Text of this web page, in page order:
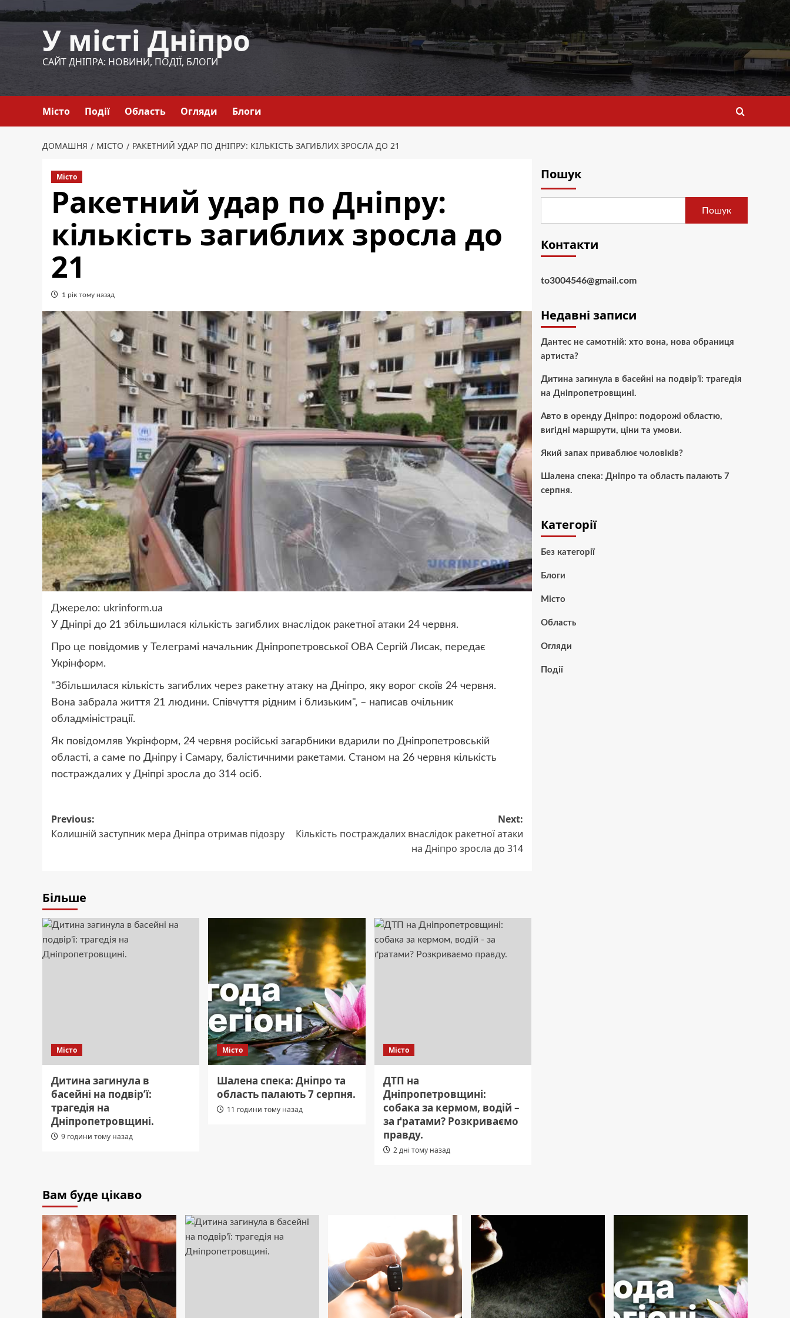
до
У місті Дніпро
САЙТ ДНІПРА: НОВИНИ, ПОДІЇ, БЛОГИ
Місто Події Область Огляди Блоги
ДОМАШНЯ МІСТО РАКЕТНИЙ УДАР ПО ДНІПРУ: КІЛЬКІСТЬ ЗАГИБЛИХ ЗРОСЛА ДО 21
Місто
Ракетний удар по Дніпру:
кількість загиблих зросла до
21
1 рік тому назад
Джерело: ukrinform.ua
У Дніпрі до 21 збільшилася кількість загиблих внаслідок ракетної атаки 24 червня.
Про це повідомив у Телеграмі начальник Дніпропетровської ОВА Сергій Лисак, передає
Укрінформ.
"Збільшилася кількість загиблих через ракетну атаку на Дніпро, яку ворог скоїв 24 червня.
Вона забрала життя 21 людини. Співчуття рідним і близьким", – написав очільник
обладміністрації.
Як повідомляв Укрінформ, 24 червня російські загарбники вдарили по Дніпропетровській
області, а саме по Дніпру і Самару, балістичними ракетами. Станом на 26 червня кількість
постраждалих у Дніпрі зросла до 314 осіб.
Post
navigation
Previous:
Колишній заступник мера Дніпра отримав підозру
Next:
Кількість постраждалих внаслідок ракетної атаки
на Дніпро зросла до 314
Більше
Місто
Дитина загинула в
басейні на подвір’ї:
трагедія на
Дніпропетровщині.
9 години тому назад
Місто
Шалена спека: Дніпро та
область палають 7 серпня.
11 години тому назад
Місто
ДТП на
Дніпропетровщині:
собака за кермом, водій –
за ґратами? Розкриваємо
правду.
2 дні тому назад
Пошук
Пошук
Контакти
to3004546@gmail.com
Недавні записи
Дантес не самотній: хто вона, нова обраниця
артиста?
Дитина загинула в басейні на подвір’ї: трагедія
на Дніпропетровщині.
Авто в оренду Дніпро: подорожі областю,
вигідні маршрути, ціни та умови.
Який запах приваблює чоловіків?
Шалена спека: Дніпро та область палають 7
серпня.
Категорії
Без категорії
Блоги
Місто
Область
Огляди
Події
Вам буде цікаво